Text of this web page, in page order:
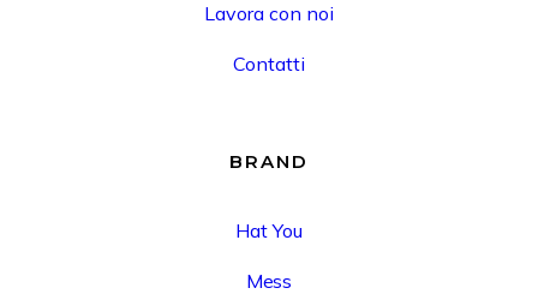
Lavora con noi
Contatti
BRAND
Hat You
Mess